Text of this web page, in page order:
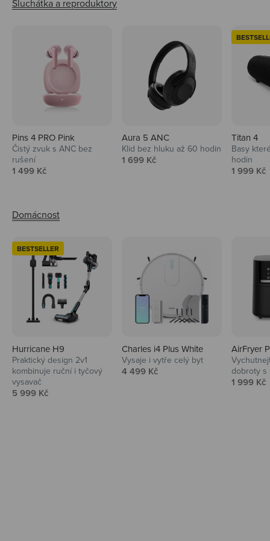
Pins 4 PRO Pink
Čistý zvuk s ANC bez
rušení
Prodejní cena
1 499 Kč
Aura 5 ANC
Klid bez hluku až 60 hodin
Prodejní cena
1 699 Kč
Titan 4
Basy
hodin
Prodejní
1 999 Kč
BESTSELLER
Hurricane H9
Praktický design 2v1
kombinuje ruční i tyčový
vysavač
Prodejní cena
5 999 Kč
Charles i4 Plus White
Vysaje i vytře celý byt
Prodejní cena
4 499 Kč
AirFryer
dobroty s
Prodejní
1 999 Kč
Audio
Niceboy sluchátka a repráky ti padnou
do noty.